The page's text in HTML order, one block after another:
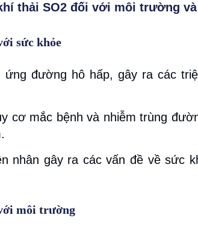
thải SO2 đối với môi trường
sức khỏe
ứng đường hô hấp, gây ra các
cơ mắc bệnh và nhiễm trùng
nhân gây ra các vấn đề về sức
môi trường